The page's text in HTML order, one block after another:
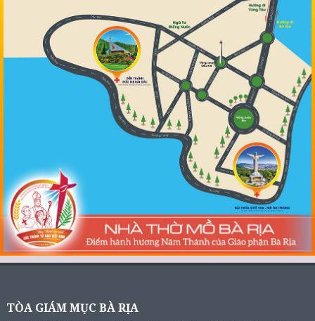
TÒA GIÁM MỤC BÀ RỊA